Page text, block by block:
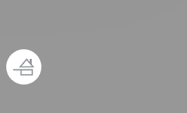
nuova finestra))
una nuova finestra))